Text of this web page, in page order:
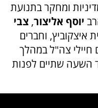
ומחקר בתנועת
יוסף אליצור, צבי
איצקוביץ, וחברים
צה"ל במהלך
השעה שתיים לפנות